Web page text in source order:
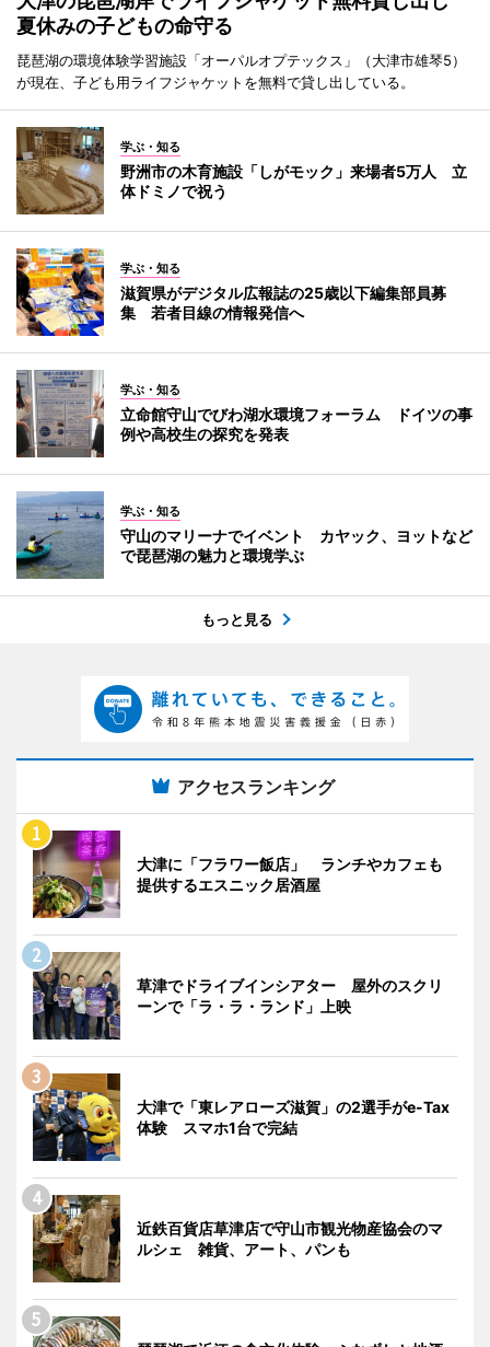
夏休みの子どもの命守る
琵琶湖の環境体験学習施設「オーパルオプテックス」（大津市雄琴5）
が現在、子ども用ライフジャケットを無料で貸し出している。
学ぶ・知る
野洲市の木育施設「しがモック」来場者5万人 立
体ドミノで祝う
学ぶ・知る
滋賀県がデジタル広報誌の25歳以下編集部員募
集 若者目線の情報発信へ
学ぶ・知る
立命館守山でびわ湖水環境フォーラム ドイツの事
例や高校生の探究を発表
学ぶ・知る
守山のマリーナでイベント カヤック、ヨットなど
で琵琶湖の魅力と環境学ぶ
もっと見る
アクセスランキング
大津に「フラワー飯店」 ランチやカフェも
提供するエスニック居酒屋
草津でドライブインシアター 屋外のスクリ
ーンで「ラ・ラ・ランド」上映
大津で「東レアローズ滋賀」の2選手がe-Tax
体験 スマホ1台で完結
近鉄百貨店草津店で守山市観光物産協会のマ
ルシェ 雑貨、アート、パンも